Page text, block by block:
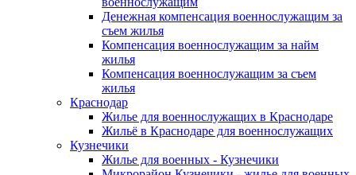
Денежная компенсация военнослужащим за
съем жилья
Компенсация военнослужащим за найм
жилья
Компенсация военнослужащим за съем
жилья
Краснодар
Жилье для военнослужащих в Краснодаре
Жильё в Краснодаре для военнослужащих
Кузнечики
Жилье для военных - Кузнечики